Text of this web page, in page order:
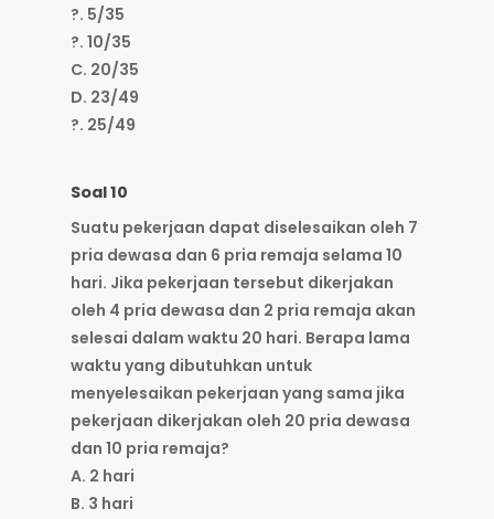
?. 5/35
?. 10/35
C. 20/35
D. 23/49
?. 25/49
Soal 10
Suatu pekerjaan dapat diselesaikan oleh 7
pria dewasa dan 6 pria remaja selama 10
hari. Jika pekerjaan tersebut dikerjakan
oleh 4 pria dewasa dan 2 pria remaja akan
selesai dalam waktu 20 hari. Berapa lama
waktu yang dibutuhkan untuk
menyelesaikan pekerjaan yang sama jika
pekerjaan dikerjakan oleh 20 pria dewasa
dan 10 pria remaja?
A. 2 hari
B. 3 hari